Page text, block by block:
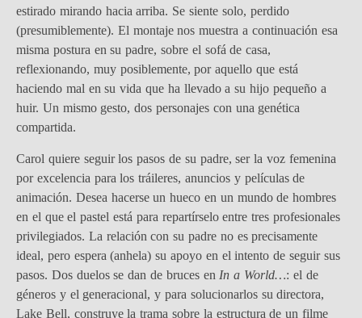
estirado mirando hacia arriba. Se siente solo, perdido
(presumiblemente). El montaje nos muestra a continuación esa
misma postura en su padre, sobre el sofá de casa,
reflexionando, muy posiblemente, por aquello que está
haciendo mal en su vida que ha llevado a su hijo pequeño a
huir. Un mismo gesto, dos personajes con una genética
compartida.
Carol quiere seguir los pasos de su padre, ser la voz femenina
por excelencia para los tráileres, anuncios y películas de
animación. Desea hacerse un hueco en un mundo de hombres
en el que el pastel está para repartírselo entre tres profesionales
privilegiados. La relación con su padre no es precisamente
ideal, pero espera (anhela) su apoyo en el intento de seguir sus
pasos. Dos duelos se dan de bruces en In a World…: el de
géneros y el generacional, y para solucionarlos su directora,
Lake Bell, construye la trama sobre la estructura de un filme